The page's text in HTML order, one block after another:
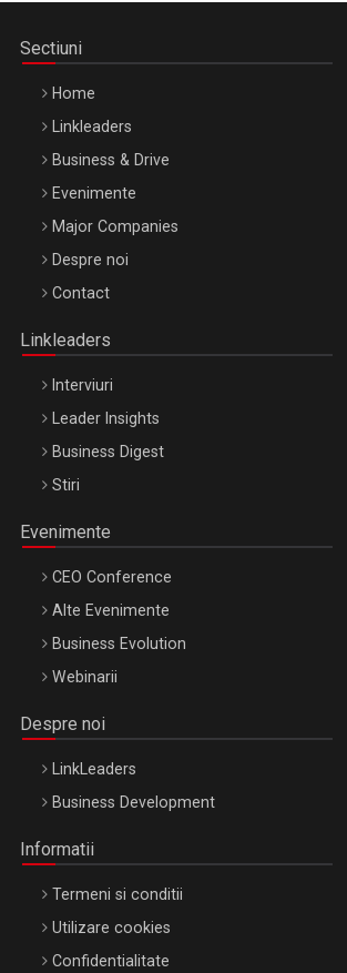
Be Inspired. Make it Happen!, ARTEMIS LETO,
Octombrie
Sectiuni
Home
Linkleaders
Business & Drive
Evenimente
Major Companies
Despre noi
Contact
Linkleaders
Interviuri
Leader Insights
Business Digest
Stiri
Evenimente
CEO Conference
Alte Evenimente
Business Evolution
Webinarii
Despre noi
LinkLeaders
Business Development
Informatii
Termeni si conditii
Utilizare cookies
Confidentialitate